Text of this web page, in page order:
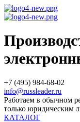
+7 (495) 984-68-02
info@russleader.ru
Работаем в обычном
только юридическим
КАТАЛОГ